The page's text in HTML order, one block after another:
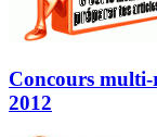
Concours
2012